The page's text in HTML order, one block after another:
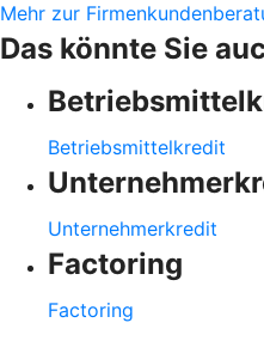
Mehr zur
Das könnte Sie
Betriebsmittelkredit
Unternehmerkredit
Factoring
Factoring